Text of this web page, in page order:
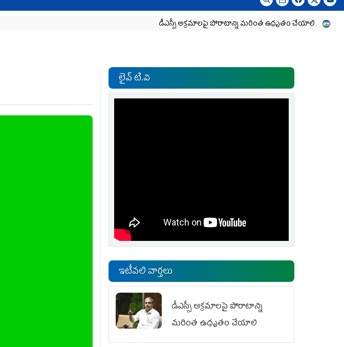
డీఎస్సీ అక్రమాలపై పోరాటాన్ని మరింత ఉధృతం చేయాలి శాంతియుతంగా
లైవ్ టి.వి
ఇటీవలి వార్తలు
డీఎస్సీ అక్రమాలపై పోరాటాన్ని
మరింత ఉధృతం చేయాలి